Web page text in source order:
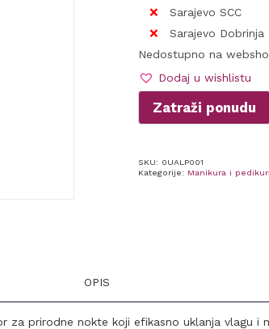
Sarajevo SCC
Sarajevo Dobrinja
Nedostupno na
Dodaj u wishlistu
Zatraži ponudu
SKU: 0UALP001
Kategorije: Manikura i
OPIS
za prirodne nokte koji efikasno uklanja vlagu i